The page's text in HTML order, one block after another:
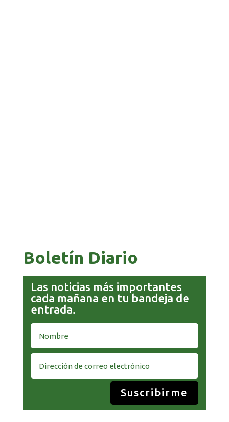
Boletín Diario
Las noticias más importantes
cada mañana en tu bandeja de
entrada.
Suscribirme